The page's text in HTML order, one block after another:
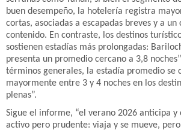
buen desempeño, la hotelería registra
cortas, asociadas a escapadas breves y a un
contenido. En contraste, los destinos
sostienen estadías más prolongadas:
presenta un promedio cercano a 3,8
términos generales, la estadía promedio se
mayormente entre 3 y 4 noches en los
plenas”.
Sigue el informe, “el verano 2026 anticipa
activo pero prudente: viaja y se mueve,